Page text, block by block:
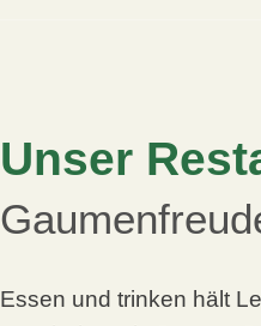
Unser
Essen und trinken hält